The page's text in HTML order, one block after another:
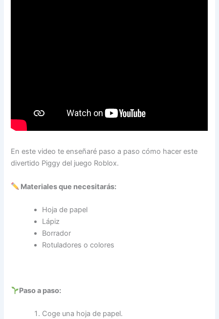
En este video te enseñaré paso a paso cómo hacer este
divertido Piggy del juego Roblox.
Materiales que necesitarás:
Hoja de papel
Lápiz
Borrador
Rotuladores o colores
Paso a paso:
Coge una hoja de papel.